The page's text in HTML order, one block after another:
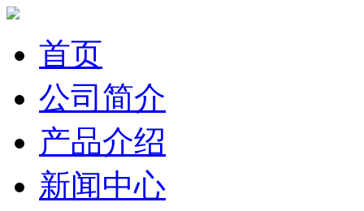
首页
公司简介
产品介绍
新闻中心